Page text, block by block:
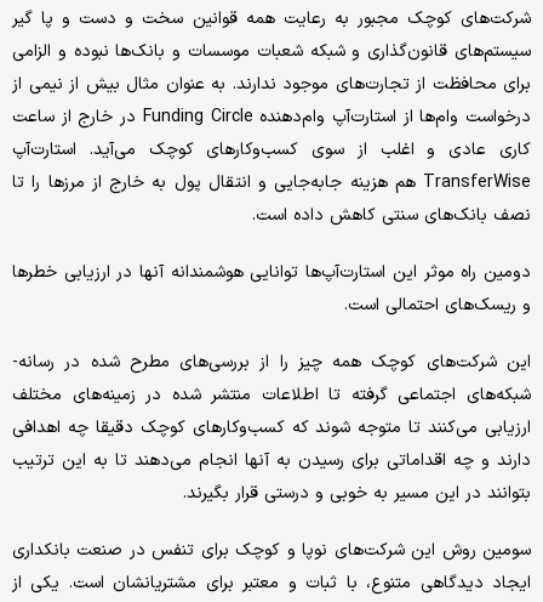
شرکت‌های کوچک مجبور به رعایت همه قوانین سخت و دست و پا گیر
سیستم‌های قانون‌گذاری و شبکه شعبات موسسات و بانک‌ها نبوده و الزامی
برای محافظت از تجارت‌های موجود ندارند. به عنوان مثال بیش از نیمی از
درخواست وام‌ها از استارت‌آپ‌ وام‌دهنده Funding Circle در خارج از ساعت
کاری عادی و اغلب از سوی کسب‌وکارهای کوچک می‌آید. استارت‌آپ
TransferWise هم هزینه جابه‌جایی و انتقال پول به خارج از مرزها را تا
نصف بانک‌های سنتی کاهش داده است.
دومین راه موثر این استارت‌آپ‌ها توانایی هوشمندانه آنها در ارزیابی خطرها
و ریسک‌های احتمالی است.
این شرکت‌های کوچک همه چیز را از بررسی‌های مطرح شده در رسانه-
شبکه‌های اجتماعی گرفته تا اطلاعات منتشر شده در زمینه‌های مختلف
ارزیابی می‌کنند تا متوجه شوند که کسب‌وکارهای کوچک دقیقا چه اهدافی
دارند و چه اقداماتی برای رسیدن به آنها انجام می‌دهند تا به این ترتیب
بتوانند در این مسیر به خوبی و درستی قرار بگیرند.
سومین روش این شرکت‌های نوپا و کوچک برای تنفس در صنعت بانکداری
ایجاد دیدگاهی متنوع، با ثبات و معتبر برای مشتریانشان است. یکی از